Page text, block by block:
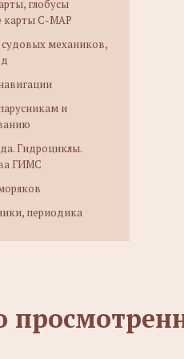
глобусы
карты C-MAP
судовых механиков,
и
Гидроциклы.
ГИМС
периодика